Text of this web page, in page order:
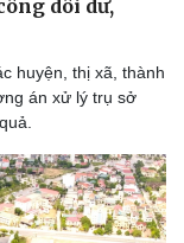
dôi dư,
huyện, thị xã, thành
án xử lý trụ sở